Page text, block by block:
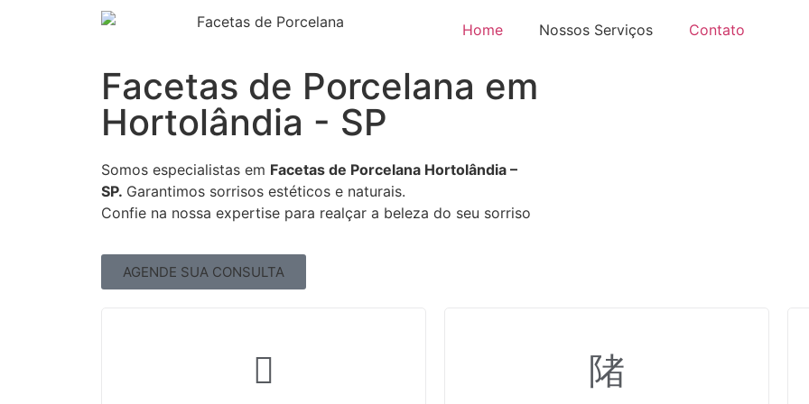
Home Nossos Serviços Contato
Facetas de Porcelana em
Hortolândia - SP
Somos especialistas em Facetas de Porcelana Hortolândia –
SP. Garantimos sorrisos estéticos e naturais.
Confie na nossa expertise para realçar a beleza do seu sorriso
AGENDE SUA CONSULTA